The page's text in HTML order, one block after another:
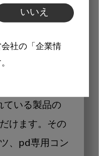
いいえ
会社の「企業情
可能
いる製品の
けます。その
、pd専用コン